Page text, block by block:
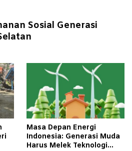
Sosial Generasi
Masa Depan Energi
Indonesia: Generasi Muda
Harus Melek Teknologi